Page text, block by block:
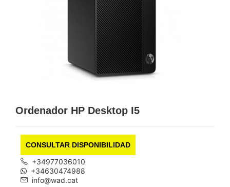
Ordenador HP Desktop I5
CONSULTAR DISPONIBILIDAD
+34977036010
+34630474988
info@wad.cat